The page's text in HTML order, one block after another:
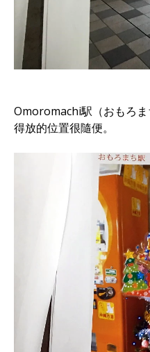
Omoromachi駅（おもろ
得放的位置很隨便。